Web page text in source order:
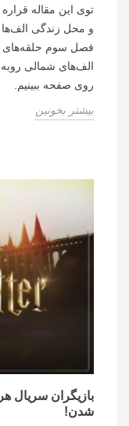
توی این مقاله
و محل زندگی الف‌ها
فصل سوم حلقه‌های
الف‌های شمالی
روی صفحه ببینیم.
بیشتر بخونین
بازیگران سریال
شدن!